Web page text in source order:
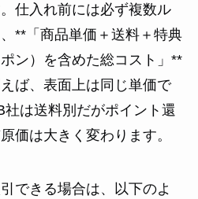
仕入れ前には必ず複数ル
**「商品単価＋送料＋特典
ン）を含めた総コスト」**
ば、表面上は同じ単価で
社は送料別だがポイント還
価は大きく変わります。
できる場合は、以下のよ